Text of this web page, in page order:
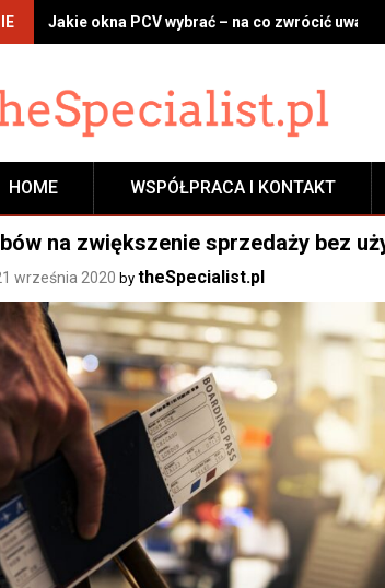
Jakie okna PCV wybrać – na co zwrócić
HOME WSPÓŁPRACA I KONTAKT
na zwiększenie sprzedaży bez
września 2020 by theSpecialist.pl